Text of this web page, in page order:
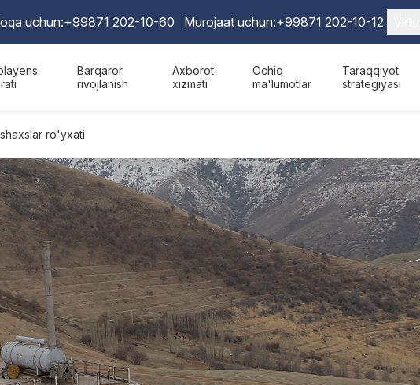
uchun:+99871 202-10-60 Murojaat uchun:+99871 202-10-12
Barqaror
rivojlanish
Axborot
xizmati
Ochiq
ma'lumotlar
Taraqqiyot
strategiyasi
ro'yxati